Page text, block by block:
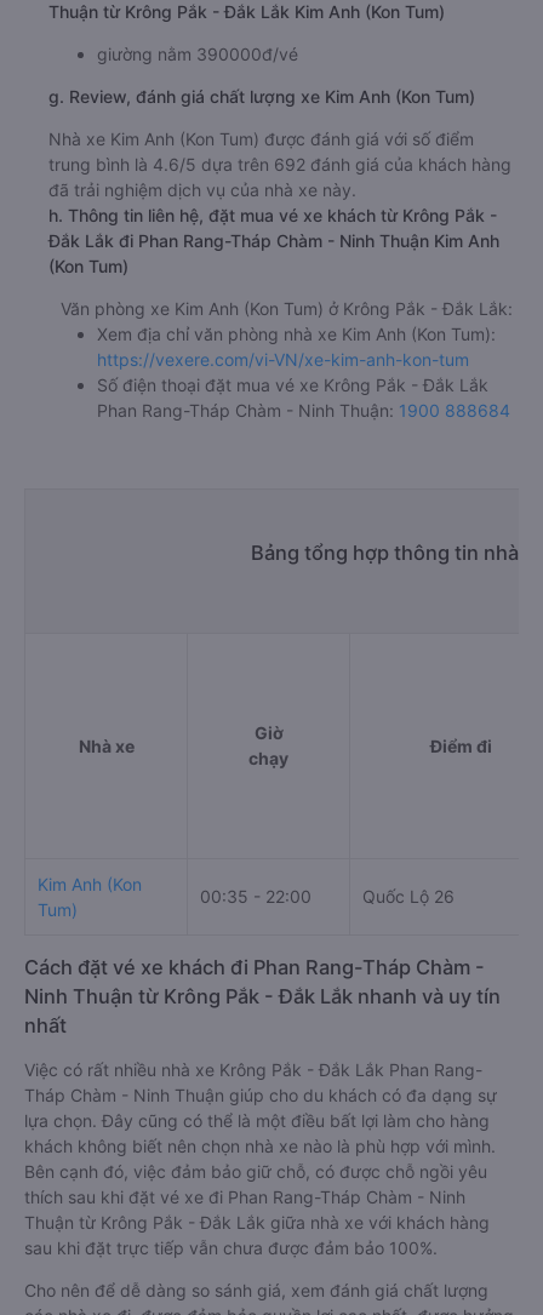
Thuận từ Krông Pắk - Đắk Lắk Kim Anh (Kon Tum)
giường nằm 390000đ/vé
g. Review, đánh giá chất lượng xe Kim Anh (Kon Tum)
Nhà xe Kim Anh (Kon Tum) được đánh giá với số điểm
trung bình là 4.6/5 dựa trên 692 đánh giá của khách hàng
đã trải nghiệm dịch vụ của nhà xe này.
h. Thông tin liên hệ, đặt mua vé xe khách từ Krông Pắk -
Đắk Lắk đi Phan Rang-Tháp Chàm - Ninh Thuận Kim Anh
(Kon Tum)
Văn phòng xe Kim Anh (Kon Tum) ở Krông Pắk - Đắk Lắk:
Xem địa chỉ văn phòng nhà xe Kim Anh (Kon Tum):
https://vexere.com/vi-VN/xe-kim-anh-kon-tum
Số điện thoại đặt mua vé xe Krông Pắk - Đắk Lắk
Phan Rang-Tháp Chàm - Ninh Thuận: 1900 888684
Bảng tổng hợp thông tin nhà
Nhà xe
Giờ
chạy
Điểm đi
Kim Anh (Kon
Tum)
00:35 - 22:00 Quốc Lộ 26
Cách đặt vé xe khách đi Phan Rang-Tháp Chàm -
Ninh Thuận từ Krông Pắk - Đắk Lắk nhanh và uy tín
nhất
Việc có rất nhiều nhà xe Krông Pắk - Đắk Lắk Phan Rang-
Tháp Chàm - Ninh Thuận giúp cho du khách có đa dạng sự
lựa chọn. Đây cũng có thể là một điều bất lợi làm cho hàng
khách không biết nên chọn nhà xe nào là phù hợp với mình.
Bên cạnh đó, việc đảm bảo giữ chỗ, có được chỗ ngồi yêu
thích sau khi đặt vé xe đi Phan Rang-Tháp Chàm - Ninh
Thuận từ Krông Pắk - Đắk Lắk giữa nhà xe với khách hàng
sau khi đặt trực tiếp vẫn chưa được đảm bảo 100%.
Cho nên để dễ dàng so sánh giá, xem đánh giá chất lượng